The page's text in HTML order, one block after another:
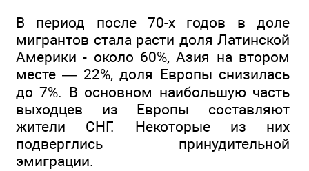
В период после 70-х годов в доле
мигрантов стала расти доля Латинской
Америки - около 60%, Азия на втором
месте — 22%, доля Европы снизилась
до 7%. В основном наибольшую часть
выходцев из Европы составляют
жители СНГ. Некоторые из них
подверглись принудительной
эмиграции.